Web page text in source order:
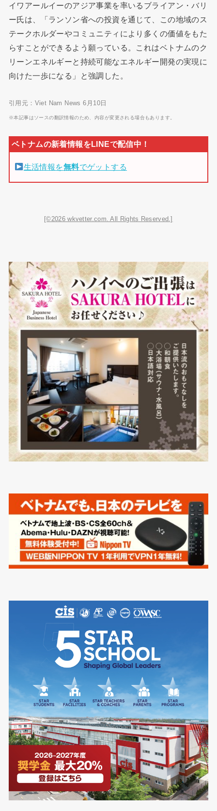
イワアールイーのアジア事業を率いるブライアン・バリ
ー氏は、「ランソン省への投資を通じて、この地域のス
テークホルダーやコミュニティにより多くの価値をもた
らすことができるよう願っている。これはベトナムのク
リーンエネルギーと持続可能なエネルギー開発の実現に
向けた一歩になる」と強調した。
引用元：Viet Nam News 6月10日
※本記事はソースの翻訳情報のため、内容が変更される場合もあります。
生活情報を無料でゲットする
[©2026 wkvetter.com. All Rights Reserved.]